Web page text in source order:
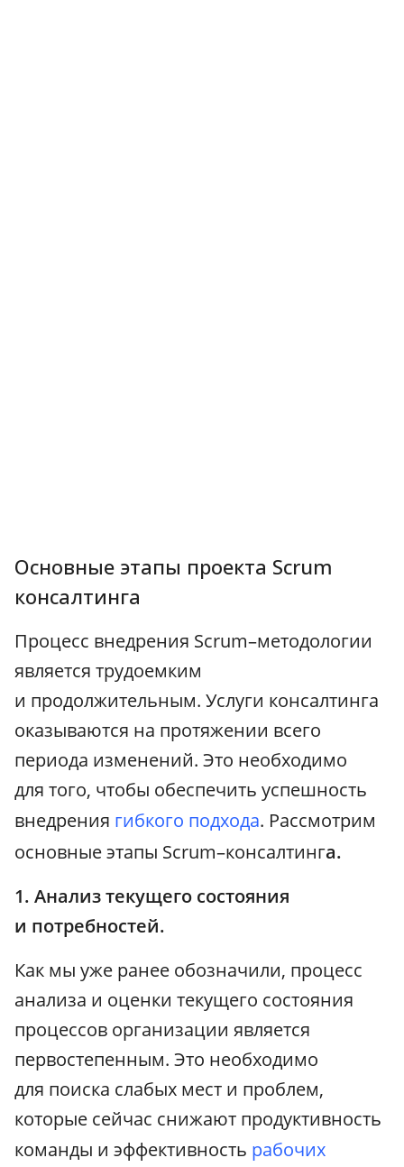
Основные этапы проекта Scrum
консалтинга
Процесс внедрения Scrum–методологии
является трудоемким
и продолжительным. Услуги консалтинга
оказываются на протяжении всего
периода изменений. Это необходимо
для того, чтобы обеспечить успешность
внедрения гибкого подхода. Рассмотрим
основные этапы Scrum–консалтинга.
1. Анализ текущего состояния
и потребностей.
Как мы уже ранее обозначили, процесс
анализа и оценки текущего состояния
процессов организации является
первостепенным. Это необходимо
для поиска слабых мест и проблем,
которые сейчас снижают продуктивность
команды и эффективность рабочих